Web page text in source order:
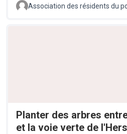
Association des résidents du
Planter des arbres
et la voie verte de l'Hers